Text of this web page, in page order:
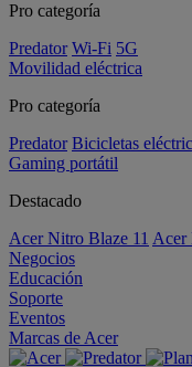
Pro categoría
Predator Wi-Fi 5G
Movilidad eléctrica
Pro categoría
Predator Bicicletas
Gaming portátil
Destacado
Acer Nitro Blaze 11 Acer
Negocios
Educación
Soporte
Eventos
Marcas de Acer